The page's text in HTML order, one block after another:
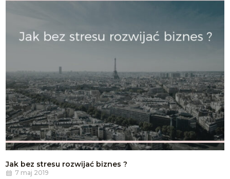
Jak bez stresu rozwijać biznes ?
7 maj 2019